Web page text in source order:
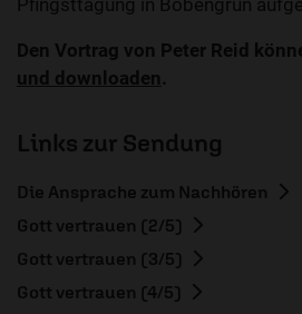
Pfingsttagung in Bobengrün
Den Vortrag von Peter Reid
und downloaden.
Links zur Sendung
Die Ansprache zum Nachhören
Gott vertrauen (2/5)
Gott vertrauen (3/5)
Gott vertrauen (4/5)